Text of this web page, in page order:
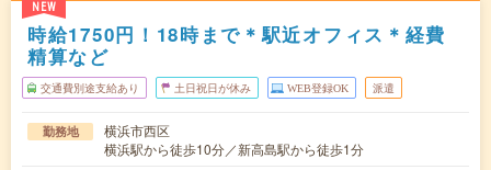
NEW
時給1750円！18時まで＊駅近オフィス＊経費
精算など
交通費別途支給あり 土日祝日が休み WEB登録OK 派遣
勤務地
横浜市西区
横浜駅から徒歩10分／新高島駅から徒歩1分